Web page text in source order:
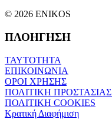
© 2026 ENIKOS
ΠΛΟΗΓΗΣΗ
ΤΑΥΤΟΤΗΤΑ
ΕΠΙΚΟΙΝΩΝΙΑ
ΟΡΟΙ ΧΡΗΣΗΣ
ΠΟΛΙΤΙΚΗ
ΠΟΛΙΤΙΚΗ COOKIES
Κρατική Διαφήμιση